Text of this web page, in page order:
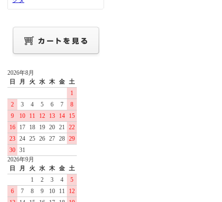
2026年8月
日
月 火 水 木 金 土
1
2
3 4 5 6 7
8
9
10 11 12 13 14
15
16
17 18 19 20 21
22
23 24 25 26 27 28 29
30 31
2026年9月
日
月 火 水 木 金 土
1
2 3 4
5
6
7 8 9 10 11
12